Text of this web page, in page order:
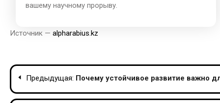
вашему научному прорыву.
Источник — alpharabius.kz
Навигация
по
Предыдущая: Почему устойчивое развитие важно